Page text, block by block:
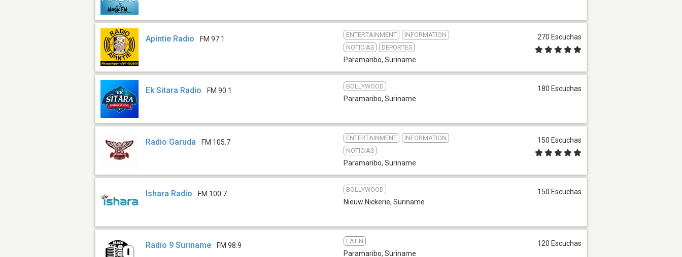
Apintie Radio FM 97.1
ENTERTAINMENT
INFORMATION
NOTICIAS
DEPORTES
Paramaribo, Suriname
270 Escuchas
Ek Sitara Radio FM 90.1
BOLLYWOOD
Paramaribo, Suriname
180 Escuchas
Radio Garuda FM 105.7
ENTERTAINMENT
INFORMATION
NOTICIAS
Paramaribo, Suriname
150 Escuchas
Ishara Radio FM 100.7
BOLLYWOOD
Nieuw Nickerie, Suriname
150 Escuchas
Radio 9 Suriname FM 98.9
LATIN
Paramaribo, Suriname
120 Escuchas